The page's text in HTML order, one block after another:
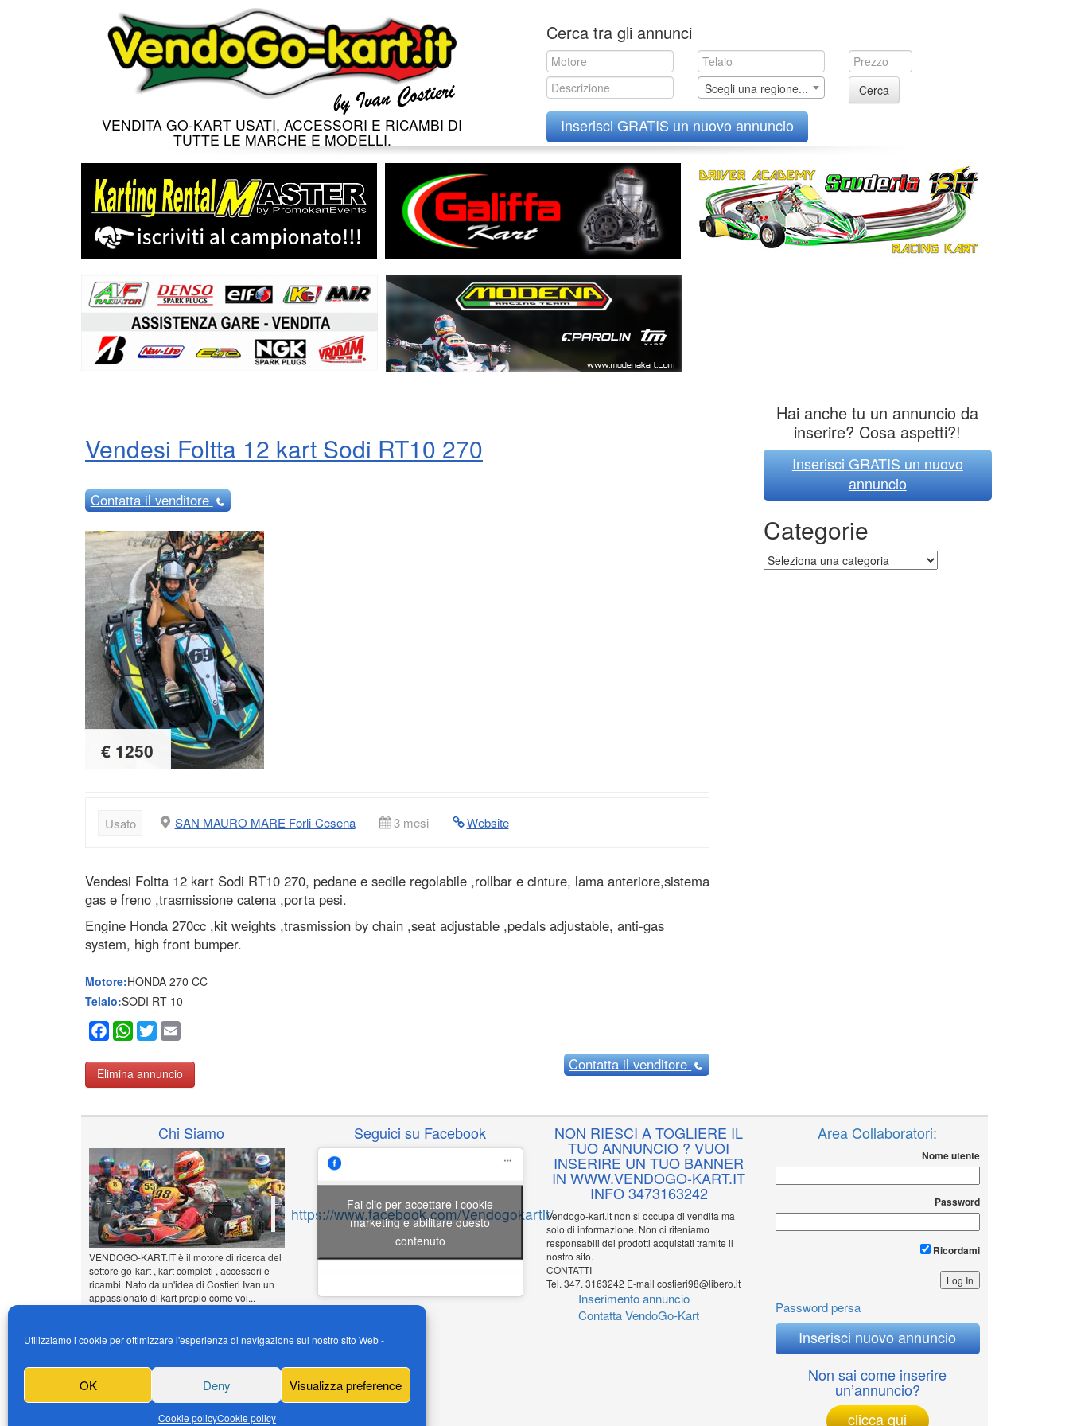
Utilizziamo i cookie per ottimizzare l'esperienza di navigazione sul nostro sito Web -
OK Deny Visualizza preference
Cookie policyCookie policy
VENDITA GO-KART USATI, ACCESSORI E RICAMBI DI
TUTTE LE MARCHE E MODELLI.
to
content
Cerca tra gli annunci
Scegli una regione... Cerca
Inserisci GRATIS un nuovo annuncio
Vendesi Foltta 12 kart Sodi RT10 270
Contattail venditore
€ 1250
Usato SAN MAURO MARE Forli-Cesena 3 mesi Website
Vendesi Foltta 12 kart Sodi RT10 270, pedane e sedile regolabile ,rollbar e cinture, lama anteriore,sistema
gas e freno ,trasmissione catena ,porta pesi.
Engine Honda 270cc ,kit weights ,trasmission by chain ,seat adjustable ,pedals adjustable, anti-gas
system, high front bumper.
Motore:HONDA 270 CC
Telaio:SODI RT 10
Facebook
WhatsApp
Twitter
Elimina annuncio
Contattail venditore
Hai anche tu un annuncio da
inserire? Cosa aspetti?!
Inserisci GRATIS un nuovo
annuncio
Categorie
Categorie
Chi Siamo
VENDOGO-KART.IT è il motore di ricerca del
settore go-kart , kart completi , accessori e
ricambi. Nato da un'idea di Costieri Ivan un
appassionato di kart propio come voi...
Inserisci il tuo annuncio
News
Seguici su Facebook
https://www.facebook.com/Vendogokartit/
Fai clic per accettare i cookie
marketing e abilitare questo
contenuto
NON RIESCI A TOGLIERE IL
TUO ANNUNCIO ? VUOI
INSERIRE UN TUO BANNER
IN WWW.VENDOGO-KART.IT
INFO 3473163242
Vendogo-kart.it non si occupa di vendita ma
solo di informazione. Non ci riteniamo
responsabili dei prodotti acquistati tramite il
nostro sito.
CONTATTI
Tel. 347. 3163242 E-mail costieri98@libero.it
Inserimento annuncio
Contatta VendoGo-Kart
Area Collaboratori:
Nome utente
Password
Ricordami
Password persa
Inserisci nuovo annuncio
Non sai come inserire
un’annuncio?
clicca qui